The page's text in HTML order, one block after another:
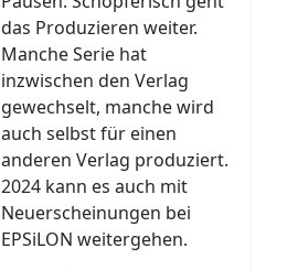
das Produzieren weiter.
Manche Serie hat
inzwischen den Verlag
gewechselt, manche wird
auch selbst für einen
anderen Verlag produziert.
2024 kann es auch mit
Neuerscheinungen bei
EPSiLON weitergehen.